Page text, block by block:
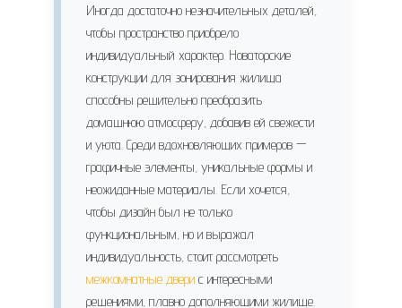
Иногда достаточно незначительных деталей,
чтобы пространство приобрело
индивидуальный характер. Новаторские
конструкции для зонирования жилища
способны решительно преобразить
домашнюю атмосферу, добавив ей свежести
и уюта. Среди вдохновляющих примеров —
графичные элементы, уникальные формы и
неожиданные материалы. Если хочется,
чтобы дизайн был не только
функциональным, но и выражал
индивидуальность, стоит рассмотреть
межкомнатные двери с интересными
решениями, плавно дополняющими жилище.